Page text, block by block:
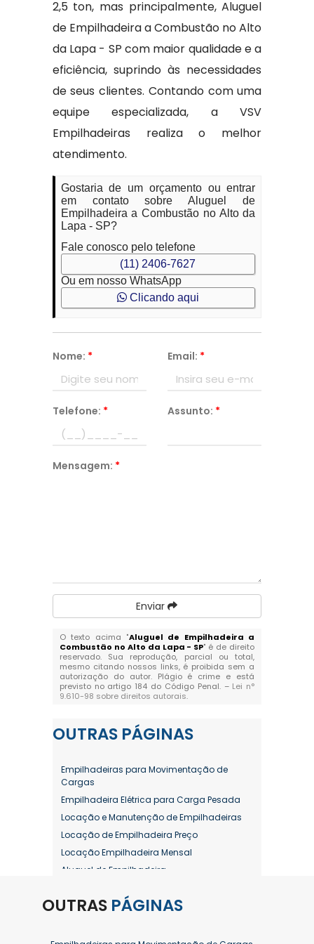
2,5 ton, mas principalmente, Aluguel
de Empilhadeira a Combustão no Alto
da Lapa - SP com maior qualidade e a
eficiência, suprindo às necessidades
de seus clientes. Contando com uma
equipe especializada, a VSV
Empilhadeiras realiza o melhor
atendimento.
Gostaria de um orçamento ou entrar
em contato sobre Aluguel de
Empilhadeira a Combustão no Alto da
Lapa - SP?
Fale conosco pelo telefone
(11) 2406-7627
Ou em nosso WhatsApp
Clicando aqui
Nome: * Email: *
Telefone: * Assunto: *
Mensagem: *
Enviar
O texto acima "Aluguel de Empilhadeira a
Combustão no Alto da Lapa - SP" é de direito
reservado. Sua reprodução, parcial ou total,
mesmo citando nossos links, é proibida sem a
autorização do autor. Plágio é crime e está
previsto no artigo 184 do Código Penal. – Lei n°
9.610-98 sobre direitos autorais.
OUTRAS PÁGINAS
Empilhadeiras para Movimentação de
Cargas
Empilhadeira Elétrica para Carga Pesada
Locação e Manutenção de Empilhadeiras
Locação de Empilhadeira Preço
Locação Empilhadeira Mensal
Aluguel de Empilhadeira
Aluguel de Empilhadeira Diária Valor
Aluguel de Empilhadeira Elétrica Preço
OUTRAS PÁGINAS